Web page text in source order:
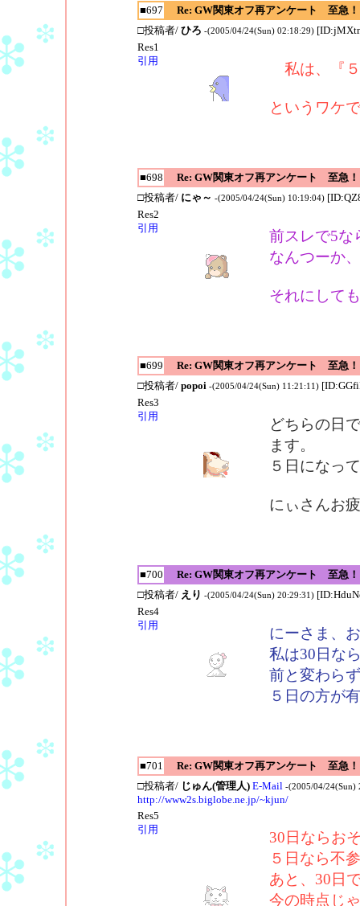
■697 Re: GW関東オフ再アンケート 至急！
□投稿者/ ひろ -(2005/04/24(Sun) 02:18:29)
Res1
引用
私は、『５
というワケ
■698 Re: GW関東オフ再アンケート 至急！
□投稿者/ にゃ～ -(2005/04/24(Sun) 10:19:04)
Res2
引用
前スレで5な
なんつーか
それにして
■699 Re: GW関東オフ再アンケート 至急！
□投稿者/ popoi -(2005/04/24(Sun) 11:21:11)
Res3
引用
どちらの日
ます。
５日になっ
にぃさんお
■700 Re: GW関東オフ再アンケート 至急！
□投稿者/ えり -(2005/04/24(Sun) 20:29:31)
Res4
引用
にーさま、
私は30日な
前と変わら
５日の方が
■701 Re: GW関東オフ再アンケート 至急！
□投稿者/ じゅん(管理人) E-Mail -(2005/04/24(Sun)
http://www2s.biglobe.ne.jp/~kjun/
Res5
引用
30日ならお
５日なら不
あと、30日
今の時点じ